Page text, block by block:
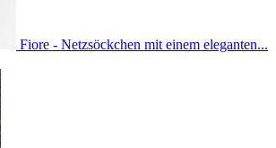
Fiore - Netzsöckchen mit einem eleganten...